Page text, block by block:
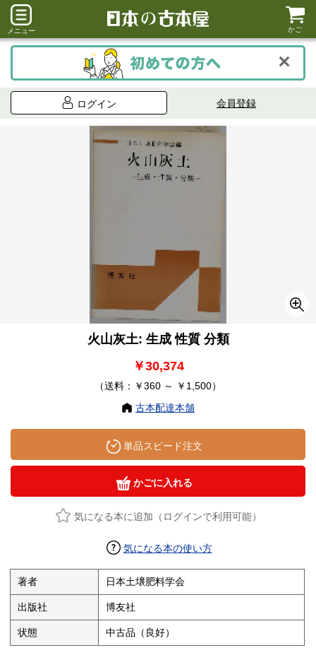
メニュー かご
ログイン 会員登録
火山灰土: 生成 性質 分類
￥30,374
（送料：￥360 ～ ￥1,500）
古本配達本舗
単品スピード注文
かごに入れる
気になる本に追加（ログインで利用可能）
気になる本の使い方
著者 日本土壌肥料学会
出版社 博友社
状態 中古品（良好）